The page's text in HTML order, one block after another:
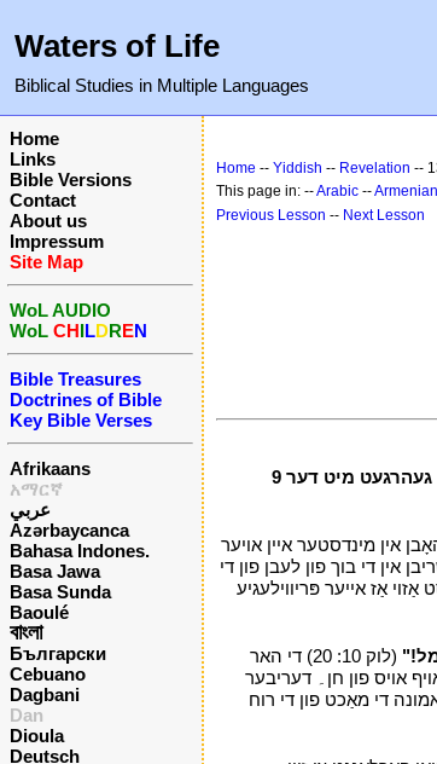
Waters of Life
Biblical Studies in Multiple Languages
Home
Links
Bible Versions
Contact
About us
Impressum
Site Map
WoL AUDIO
WoL CHILDREN
Bible Treasures
Doctrines of Bible
Key Bible Verses
Afrikaans
አማርኛ
عربي
Azərbaycanca
Bahasa Indones.
Basa Jawa
Basa Sunda
Baoulé
বাংলা
Български
Cebuano
Dagbani
Dan
Dioula
Deutsch
Home -- Yiddish -- Revelation --
This page in: --Arabic --Armenian
Previous Lesson -- Next Lesson
9 אויב ווער עס יז האט אַן אויער، לאָזן אים הערן۔ 10 אויב ווער עס יז איז צו גיין אין קאַפּטיוואַטי، ער וועט גיין אין קאַפּטיוואַטי۔ אויב ווער עס יז איז צו זייַן געהרגעט מיט דער
43)۔ דעריבער יאָשקע ינווייץ איר: אויב איר האָבן אין מינדסטער איין אויער
אין די בוך פון לעבן פון די
אַז אייער פּריווילעגיע
(לוק 10: 20) די האר
לעבן שפּעטער אויף אויס פון חן۔ דעריבער
די מאַכט פון די רוח